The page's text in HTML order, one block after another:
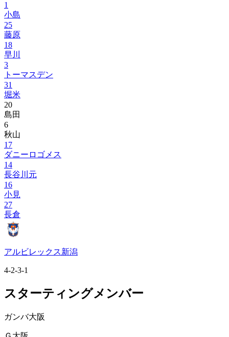
1
小島
25
藤原
18
早川
3
トーマスデン
31
堀米
20
島田
6
秋山
17
ダニーロゴメス
14
長谷川元
16
小見
27
長倉
アルビレックス新潟
4-2-3-1
スターティングメンバー
ガンバ大阪